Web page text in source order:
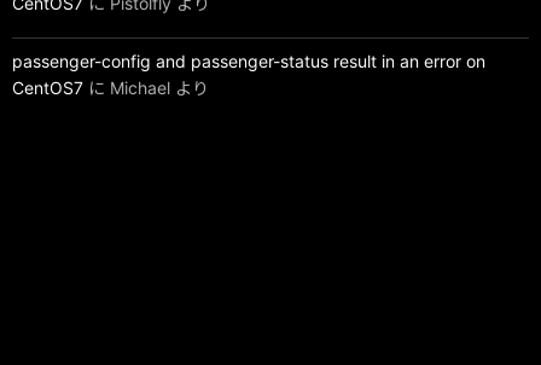
passenger-config and passenger-status result in an error on
CentOS7 に Michael より